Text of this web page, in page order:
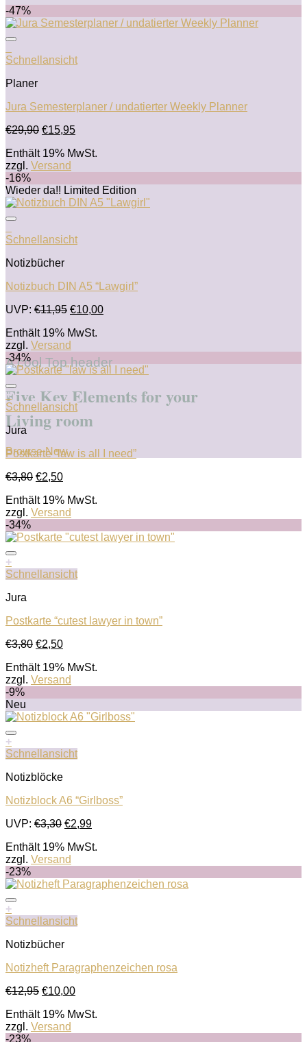
A cool Top header
Five Key Elements for your
Living room
Browse Now
-47%
Schnellansicht
Planer
Jura Semesterplaner / undatierter Weekly Planner
€29,90 Ursprünglicher
war:
€29,90
€15,95Aktueller
ist:
Enthält 19% MwSt.
zzgl. Versand
-16%
Wieder da!! Limited Edition
Schnellansicht
Notizbücher
Notizbuch DIN A5 “Lawgirl”
UVP: €11,95 Ursprünglicher
war:
€11,95
€10,00Aktueller
Enthält 19% MwSt.
zzgl. Versand
-34%
+
Schnellansicht
Jura
Postkarte “law is all I need”
€3,80 Ursprünglicher
war:
€3,80
€2,50Aktueller
ist:
€2,50.
Enthält 19% MwSt.
zzgl. Versand
-34%
+
Schnellansicht
Jura
Postkarte “cutest lawyer in town”
€3,80 Ursprünglicher
war:
€3,80
€2,50Aktueller
ist:
€2,50.
Enthält 19% MwSt.
zzgl. Versand
-9%
Neu
+
Schnellansicht
Notizblöcke
Notizblock A6 “Girlboss”
UVP: €3,30 Ursprünglicher
war:
€3,30
€2,99Aktueller
ist:
Enthält 19% MwSt.
zzgl. Versand
-23%
+
Schnellansicht
Notizbücher
Notizheft Paragraphenzeichen rosa
€12,95 Ursprünglicher
war:
€12,95
€10,00Aktueller
ist:
Enthält 19% MwSt.
zzgl. Versand
-23%